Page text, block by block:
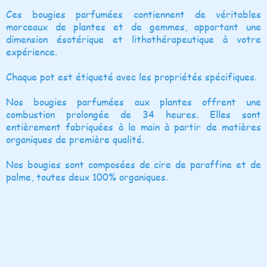
Ces bougies parfumées contiennent de véritables
morceaux de plantes et de gemmes, apportant une
dimension ésotérique et lithothérapeutique à votre
expérience.
Chaque pot est étiqueté avec les propriétés spécifiques.
Nos bougies parfumées aux plantes offrent une
combustion prolongée de 34 heures. Elles sont
entièrement fabriquées à la main à partir de matières
organiques de première qualité.
Nos bougies sont composées de cire de paraffine et de
palme, toutes deux 100% organiques.